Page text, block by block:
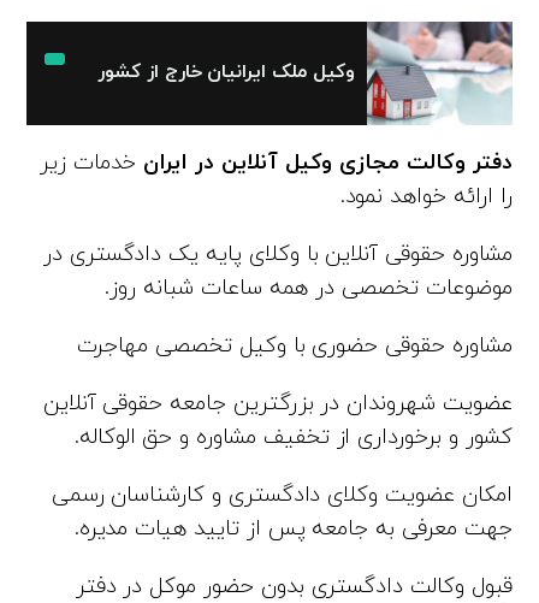
وکیل ملک ایرانیان خارج از کشور
دفتر وکالت مجازی وکیل آنلاین در ایران خدمات زیر
را ارائه خواهد نمود.
مشاوره حقوقی آنلاین با وکلای پایه یک دادگستری در
موضوعات تخصصی در همه ساعات شبانه روز.
مشاوره حقوقی حضوری با وکیل تخصصی مهاجرت
عضویت شهروندان در بزرگترین جامعه حقوقی آنلاین
کشور و برخورداری از تخفیف مشاوره و حق الوکاله.
امکان عضویت وکلای دادگستری و کارشناسان رسمی
جهت معرفی به جامعه پس از تایید هیات مدیره.
قبول وکالت دادگستری بدون حضور موکل در دفتر